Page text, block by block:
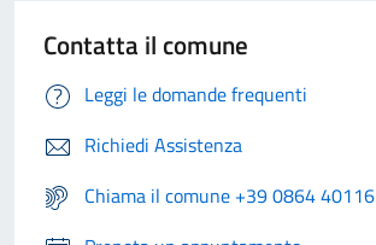
Contatta il comune
Leggi le domande frequenti
Richiedi Assistenza
Chiama il comune +39 0864 40116